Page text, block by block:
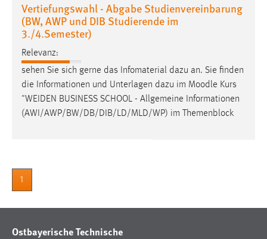
Vertiefungswahl - Abgabe Studienvereinbarung
(BW, AWP und DIB Studierende im
3./4.Semester)
Relevanz:
sehen Sie sich gerne das Infomaterial dazu an. Sie finden
die Informationen und Unterlagen dazu im Moodle Kurs
"WEIDEN BUSINESS SCHOOL - Allgemeine Informationen
(AWI/AWP/BW/DB/DIB/LD/MLD/WP) im Themenblock
1
Ostbayerische Technische